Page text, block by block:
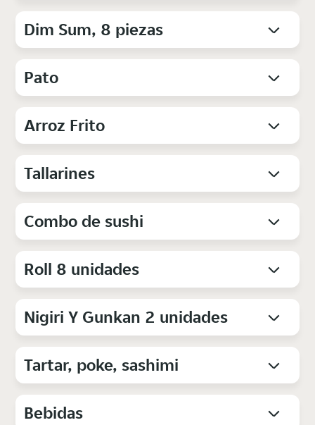
Dim Sum, 8 piezas
Pato
Arroz Frito
Tallarines
Combo de sushi
Roll 8 unidades
Nigiri Y Gunkan 2 unidades
Tartar, poke, sashimi
Bebidas